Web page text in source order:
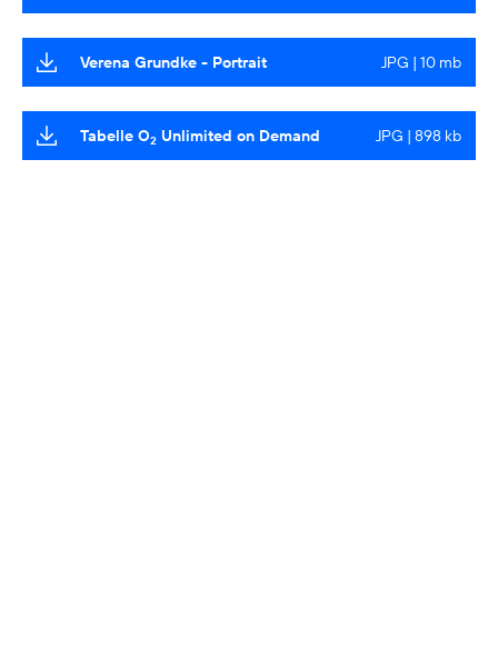
Verena Grundke - Portrait JPG | 10 mb
Tabelle O2 Unlimited on Demand JPG | 898 kb